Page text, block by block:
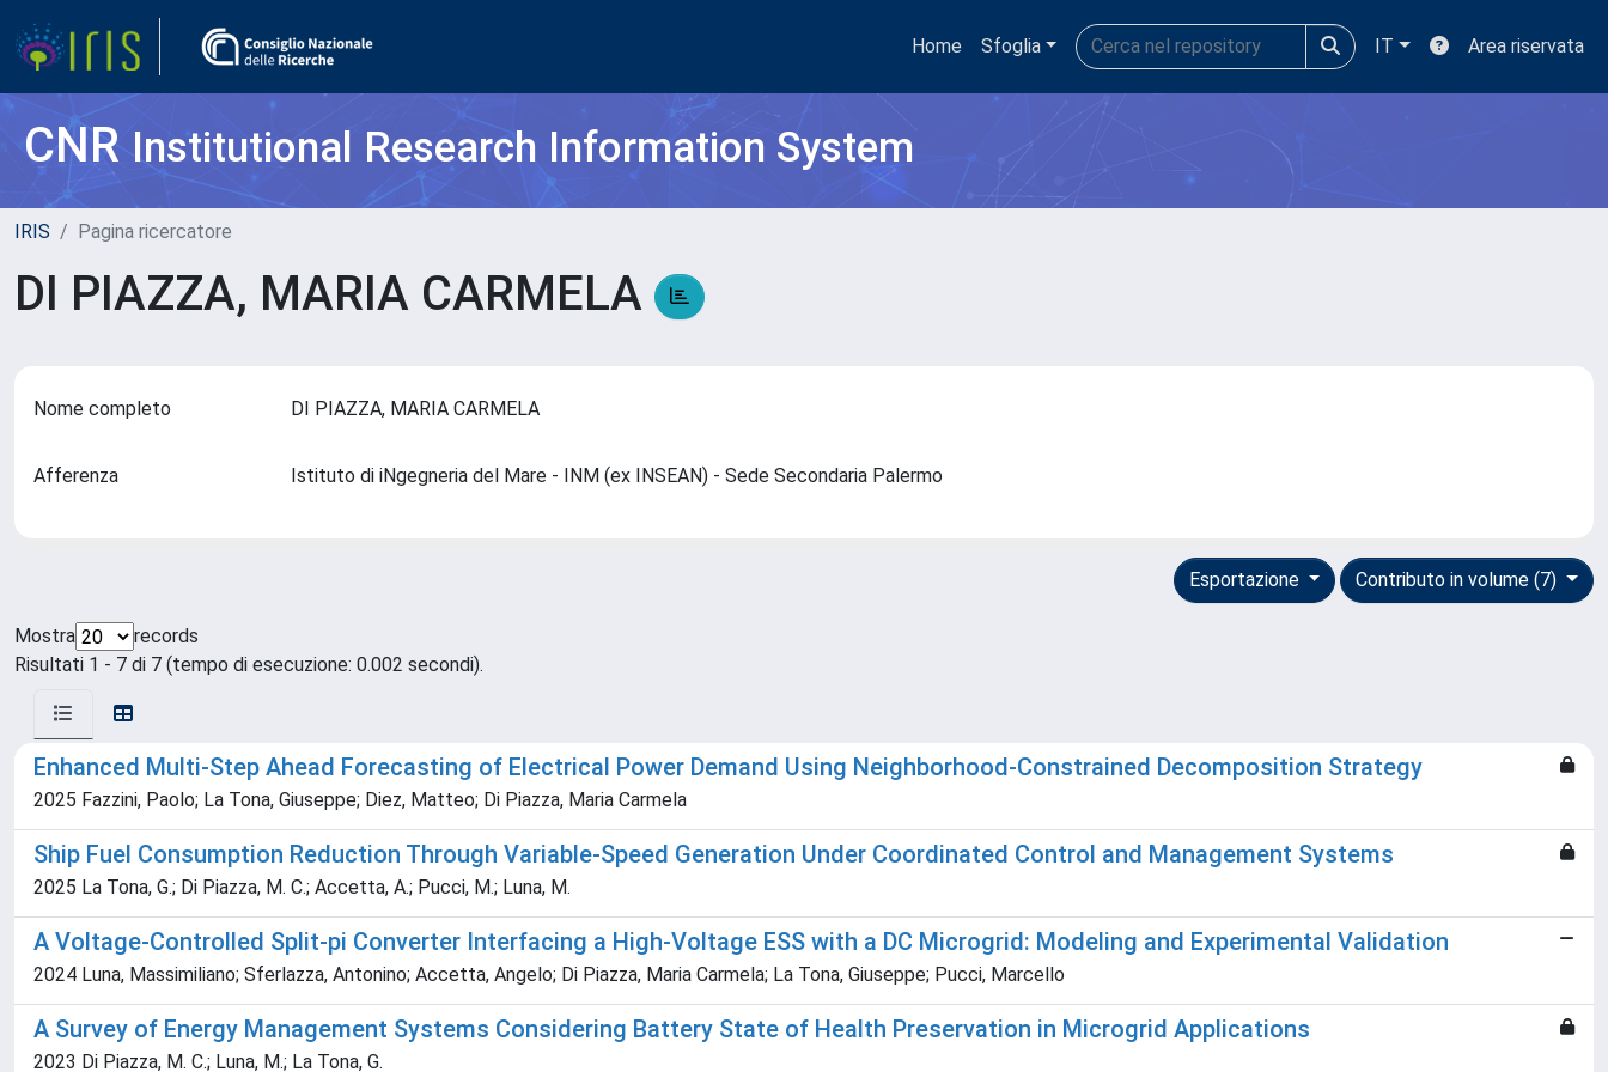
Home Sfoglia IT Area riservata
CNRInstitutional Research Information System
IRIS Pagina ricercatore
DI PIAZZA, MARIA CARMELA
Nome completo DI PIAZZA, MARIA CARMELA
Afferenza Istituto di iNgegneria del Mare - INM (ex INSEAN) - Sede Secondaria Palermo
Contributo in volume (7)
Esportazione
Mostra
records
Risultati 1 - 7 di 7 (tempo di esecuzione: 0.002 secondi).
Enhanced Multi-Step Ahead Forecasting of Electrical Power Demand Using Neighborhood-Constrained Decomposition Strategy
2025 Fazzini, Paolo; La Tona, Giuseppe; Diez, Matteo; Di Piazza, Maria Carmela
Ship Fuel Consumption Reduction Through Variable-Speed Generation Under Coordinated Control and Management Systems
2025 La Tona, G.; Di Piazza, M. C.; Accetta, A.; Pucci, M.; Luna, M.
A Voltage-Controlled Split-pi Converter Interfacing a High-Voltage ESS with a DC Microgrid: Modeling and Experimental Validation
2024 Luna, Massimiliano; Sferlazza, Antonino; Accetta, Angelo; Di Piazza, Maria Carmela; La Tona, Giuseppe; Pucci, Marcello
A Survey of Energy Management Systems Considering Battery State of Health Preservation in Microgrid Applications
2023 Di Piazza, M. C.; Luna, M.; La Tona, G.